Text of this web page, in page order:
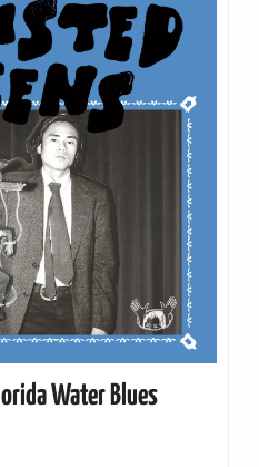
Water Blues